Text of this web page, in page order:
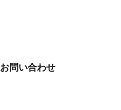
お問い合わせ